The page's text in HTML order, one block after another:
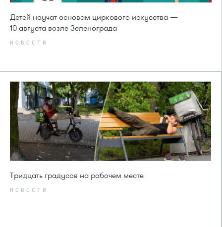
Детей научат основам циркового искусства —
10 августа возле Зеленограда
НОВОСТИ
Тридцать градусов на рабочем месте
НОВОСТИ